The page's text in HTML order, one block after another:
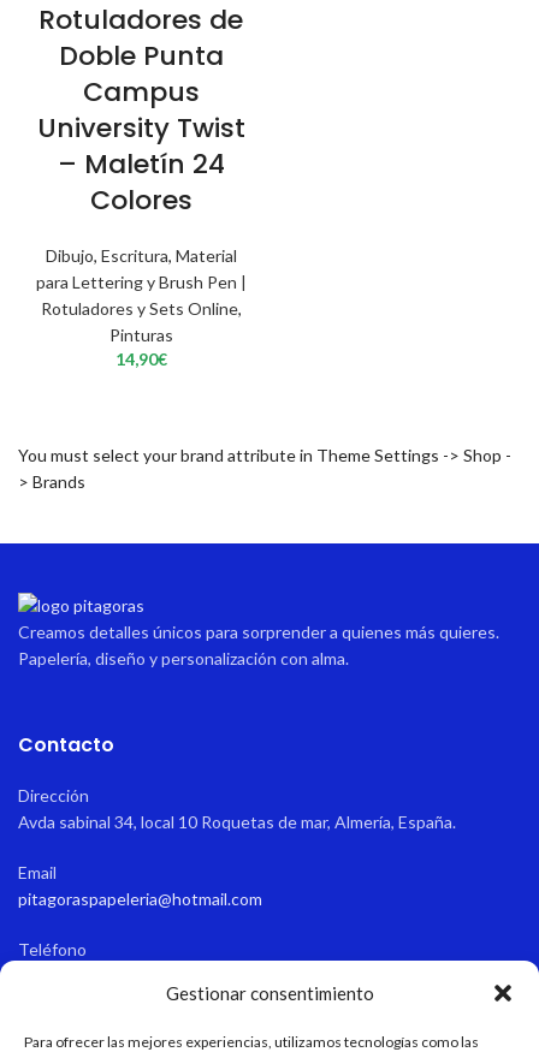
Gestionar consentimiento
Para ofrecer las mejores experiencias, utilizamos tecnologías como las
Rotuladores de
Doble Punta
Campus
University Twist
– Maletín 24
Colores
Dibujo, Escritura, Material
para Lettering y Brush Pen |
Rotuladores y Sets Online,
Pinturas
14,90€
You must select your brand attribute in Theme Settings -> Shop -
> Brands
Creamos detalles únicos para sorprender a quienes más quieres.
Papelería, diseño y personalización con alma.
Contacto
Dirección
Avda sabinal 34, local 10 Roquetas de mar, Almería, España.
Email
pitagoraspapeleria@hotmail.com
Teléfono